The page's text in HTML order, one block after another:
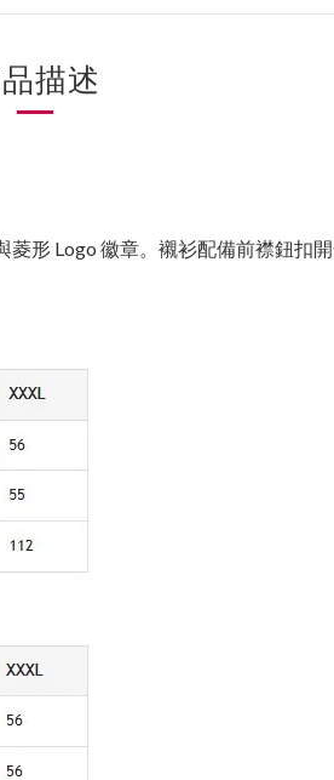
描述
形 Logo 徽章。襯衫配備前襟鈕扣